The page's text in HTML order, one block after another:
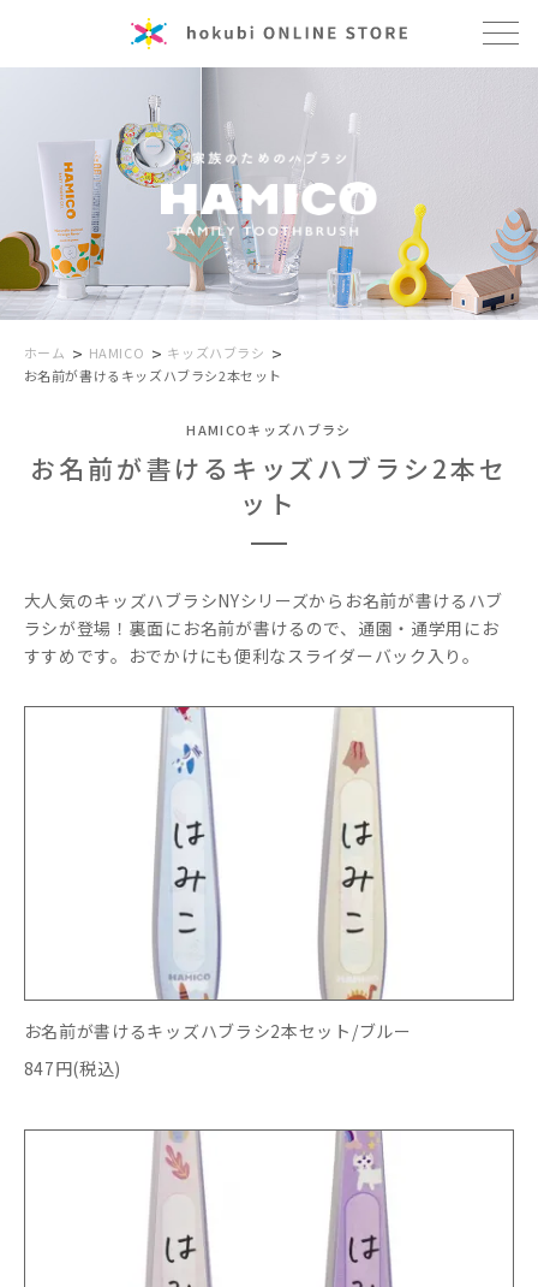
ホーム > HAMICO > キッズハブラシ >
お名前が書けるキッズハブラシ2本セット
HAMICOキッズハブラシ
お名前が書けるキッズハブラシ2本セ
ット
大人気のキッズハブラシNYシリーズからお名前が書けるハブ
ラシが登場！裏面にお名前が書けるので、通園・通学用にお
すすめです。おでかけにも便利なスライダーバック入り。
お名前が書けるキッズハブラシ2本セット/ブルー
847円(税込)